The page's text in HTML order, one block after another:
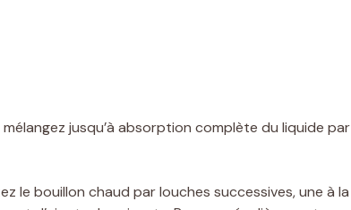
jusqu’à absorption complète du liquide par
le bouillon chaud par louches successives, une à la